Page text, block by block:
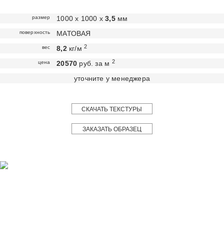
размер 1000 х 1000 х3,5мм
поверхность МАТОВАЯ
вес 8,2кг/м2
цена 20570 руб. за м 2
уточните у менеджера
СКАЧАТЬ ТЕКСТУРЫ
ЗАКАЗАТЬ ОБРАЗЕЦ